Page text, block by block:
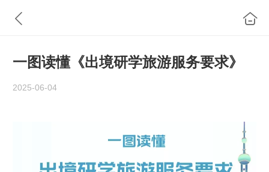
一图读懂《出境研学旅游服务要求》
2025-06-04